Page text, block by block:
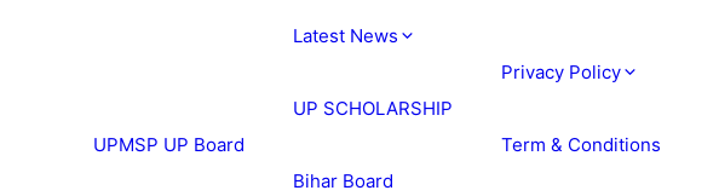
UPMSP UP Board
Latest News
UP SCHOLARSHIP
Bihar Board
Privacy Policy
Term & Conditions